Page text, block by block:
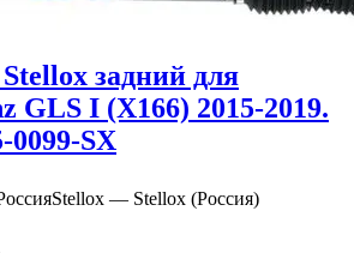
задний для
GLS I (X166) 2015-2019.
0099-SX
Stellox — Stellox (Россия)